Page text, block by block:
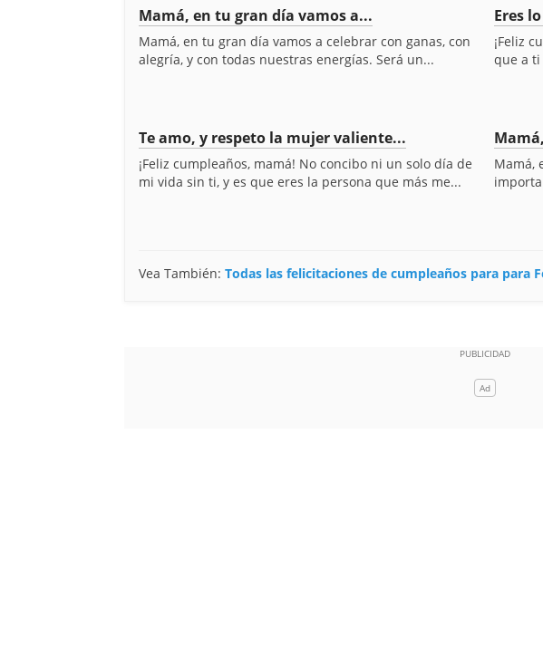
Mamá, en tu gran día vamos a...
Mamá, en tu gran día vamos a celebrar con ganas, con
alegría, y con todas nuestras energías. Será un...
Eres
¡Feliz
que a ti
Te amo, y respeto la mujer valiente...
¡Feliz cumpleaños, mamá! No concibo ni un solo día de
mi vida sin ti, y es que eres la persona que más me...
Mamá,
Vea También: Todas las felicitaciones de cumpleaños para para